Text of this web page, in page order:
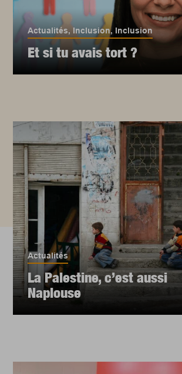
Actualités,Inclusion, Inclusion
Et si tu avais tort ?
Actualités
La Palestine, c’est aussi
Naplouse